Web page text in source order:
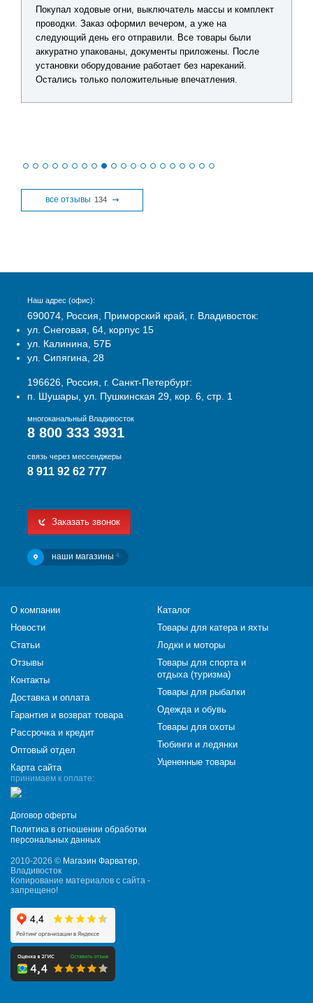
Покупал ходовые огни, выключатель массы и комплект
проводки. Заказ оформил вечером, а уже на
следующий день его отправили. Все товары были
аккуратно упакованы, документы приложены. После
установки оборудование работает без нареканий.
Остались только положительные впечатления.
все отзывы 134
Наш адрес (офис):
690074, Россия, Приморский край, г. Владивосток:
ул. Снеговая, 64, корпус 15
ул. Калинина, 57Б
ул. Сипягина, 28
196626, Россия, г. Санкт-Петербург:
п. Шушары, ул. Пушкинская 29, кор. 6, стр. 1
многоканальный Владивосток
8 800 333 3931
связь через мессенджеры
8 911 92 62 777
Заказать звонок
наши магазины 4
принимаем к оплате:
Договор оферты
Политика в отношении обработки
персональных данных
2010-2026 © Магазин Фарватер,
Владивосток
Копирование материалов с сайта -
запрещено!
О компании
Новости
Статьи
Отзывы
Контакты
Доставка и оплата
Гарантия и возврат товара
Рассрочка и кредит
Оптовый отдел
Карта сайта
Каталог
Товары для катера и яхты
Лодки и моторы
Товары для спорта и
отдыха (туризма)
Товары для рыбалки
Одежда и обувь
Товары для охоты
Тюбинги и ледянки
Уцененные товары